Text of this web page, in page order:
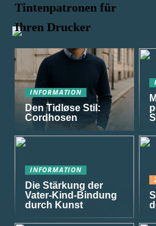
Tintenpatronen für
Ihren Drucker
INFORMATION
Den Tidløse Stil:
Cordhosen
INFORMATION
Die Stärkung der
Vater-Kind-Bindung
durch Kunst